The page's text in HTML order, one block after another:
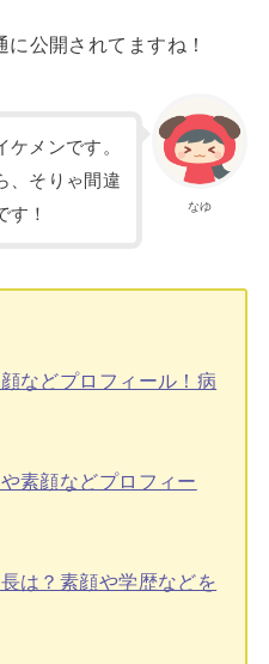
公開されてますね！
なゆ
メンです。
、そりゃ間違
！
などプロフィール！病
素顔などプロフィー
は？素顔や学歴などを